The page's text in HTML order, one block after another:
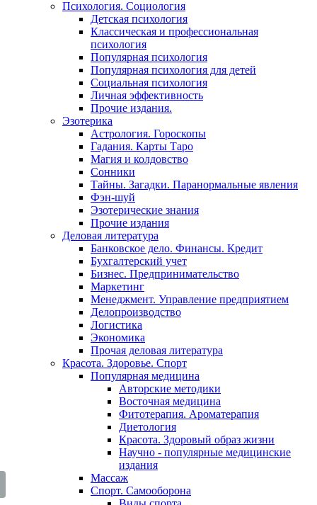
Психология. Социология
Детская психология
Классическая и профессиональная
психология
Популярная психология
Популярная психология для детей
Социальная психология
Личная эффективность
Прочие издания.
Эзотерика
Астрология. Гороскопы
Гадания. Карты Таро
Магия и колдовство
Сонники
Тайны. Загадки. Паранормальные явления
Фэн-шуй
Эзотерические знания
Прочие издания
Деловая литература
Банковское дело. Финансы. Кредит
Бухгалтерский учет
Бизнес. Предпринимательство
Маркетинг
Менеджмент. Управление предприятием
Делопроизводство
Логистика
Экономика
Прочая деловая литература
Красота. Здоровье. Спорт
Популярная медицина
Авторские методики
Восточная медицина
Фитотерапия. Ароматерапия
Диетология
Красота. Здоровый образ жизни
Научно - популярные медицинские
издания
Массаж
Спорт. Самооборона